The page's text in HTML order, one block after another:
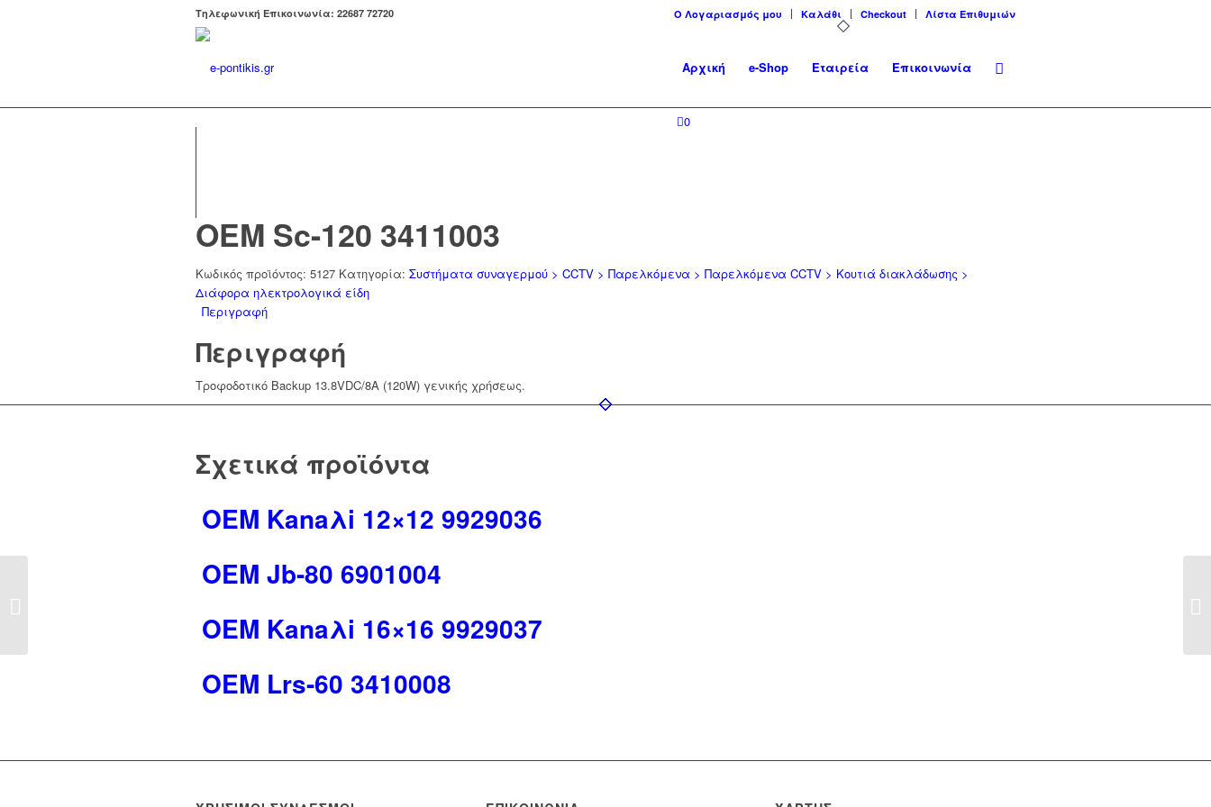
Ο Λογαριασμός μου Καλάθι Checkout Λίστα Επιθυμιών
Tηλεφωνική Επικοινωνία: 22687 72720
Αρχική e-Shop Εταιρεία Επικοινωνία
0
OEM Sc-120 3411003
Κωδικός προϊόντος: 5127 Κατηγορία: Συστήματα συναγερμού > CCTV > Παρελκόμενα > Παρελκόμενα CCTV > Κουτιά διακλάδωσης >
Διάφορα ηλεκτρολογικά είδη
Περιγραφή
Περιγραφή
Τροφοδοτικό Backup 13.8VDC/8A (120W) γενικής χρήσεως.
Σχετικά προϊόντα
OEM Kanaλi 12×12 9929036
OEM Jb-80 6901004
OEM Kanaλi 16×16 9929037
OEM Lrs-60 3410008